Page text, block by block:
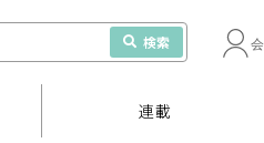
検索
連載